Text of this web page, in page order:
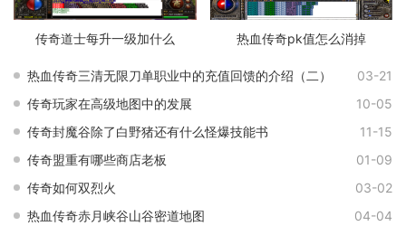
传奇道士每升一级加什么 热血传奇pk值怎么消掉
热血传奇三清无限刀单职业中的充值回馈的介绍（二）
03-21
传奇玩家在高级地图中的发展
10-05
传奇封魔谷除了白野猪还有什么怪爆技能书
11-15
传奇盟重有哪些商店老板
01-09
传奇如何双烈火
03-02
热血传奇赤月峡谷山谷密道地图
04-04